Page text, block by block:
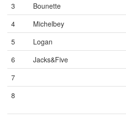
3
Bounette
4
Michelbey
5
Logan
6
Jacks&Five
7
8